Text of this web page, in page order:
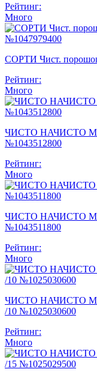
Рейтинг:
Много
СОРТИ Чист.
Рейтинг:
Много
ЧИСТО НАЧИСТО
№1043512800
Рейтинг:
Много
ЧИСТО НАЧИСТО
№1043511800
Рейтинг:
Много
ЧИСТО НАЧИСТО
/10 №1025030600
Рейтинг:
Много